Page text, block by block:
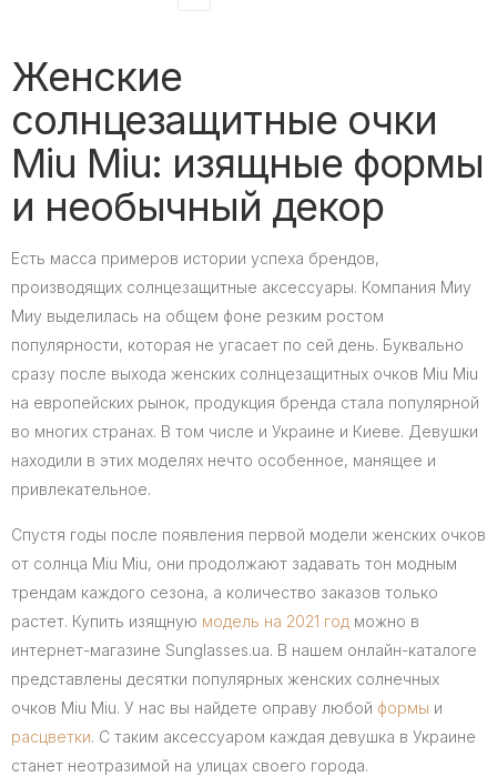
Женские
солнцезащитные очки
Miu Miu: изящные формы
и необычный декор
Есть масса примеров истории успеха брендов,
производящих солнцезащитные аксессуары. Компания Миу
Миу выделилась на общем фоне резким ростом
популярности, которая не угасает по сей день. Буквально
сразу после выхода женских солнцезащитных очков Miu Miu
на европейских рынок, продукция бренда стала популярной
во многих странах. В том числе и Украине и Киеве. Девушки
находили в этих моделях нечто особенное, манящее и
привлекательное.
Спустя годы после появления первой модели женских очков
от солнца Miu Miu, они продолжают задавать тон модным
трендам каждого сезона, а количество заказов только
растет. Купить изящную модель на 2021 год можно в
интернет-магазине Sunglasses.ua. В нашем онлайн-каталоге
представлены десятки популярных женских солнечных
очков Miu Miu. У нас вы найдете оправу любой формы и
расцветки. С таким аксессуаром каждая девушка в Украине
станет неотразимой на улицах своего города.